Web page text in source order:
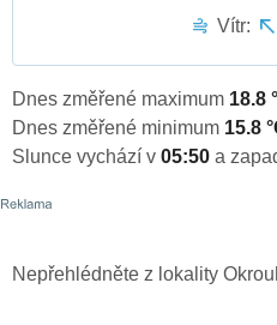
Vítr:
Dnes změřené maximum 18.8
Dnes změřené minimum 15.8
Slunce vychází v 05:50 a
Nepřehlédněte z lokality